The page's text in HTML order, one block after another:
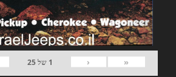
«
‹
1 של25